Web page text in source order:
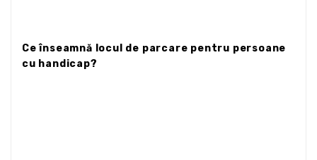
Ce înseamnă locul de parcare pentru persoane
cu handicap?